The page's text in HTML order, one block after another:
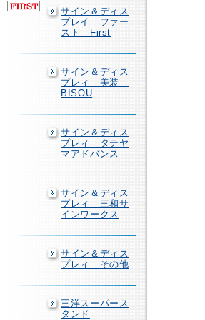
サイン＆ディス
プレイ ファー
スト First
サイン＆ディス
プレィ 美装
BISOU
サイン＆ディス
プレィ タテヤ
マアドバンス
サイン＆ディス
プレィ 三和サ
インワークス
サイン＆ディス
プレィ その他
三洋スーパース
タンド